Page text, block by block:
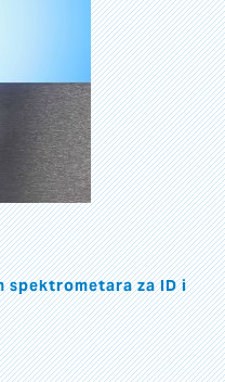
spektrometara za ID i